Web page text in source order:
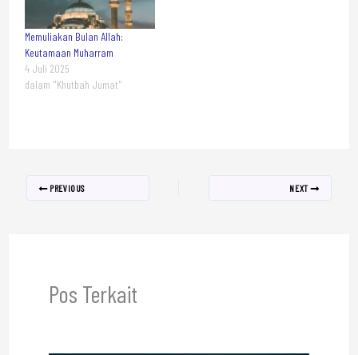
Memuliakan Bulan Allah:
Keutamaan Muharram
4 Juli 2025
dalam "Khutbah Jumat"
PREVIOUS NEXT
Pos Terkait